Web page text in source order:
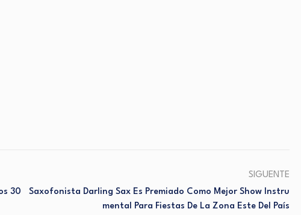
30
SIGUENTE
Saxofonista Darling Sax Es Premiado Como Mejor Show Instru
Mental Para Fiestas De La Zona Este Del País